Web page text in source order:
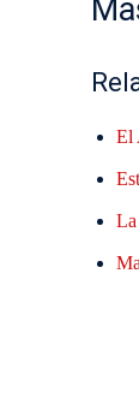
El
La